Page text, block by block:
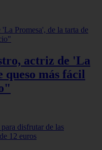
actriz de 'La
más fácil